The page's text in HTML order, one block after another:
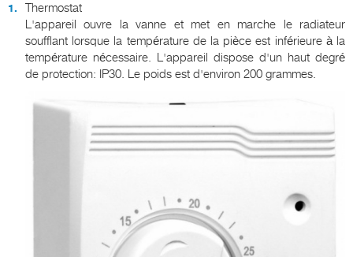
Thermostat
L'appareil ouvre la vanne et met en marche le radiateur
soufflant lorsque la température de la pièce est inférieure à la
température nécessaire. L'appareil dispose d'un haut degré
de protection: IP30. Le poids est d'environ 200 grammes.